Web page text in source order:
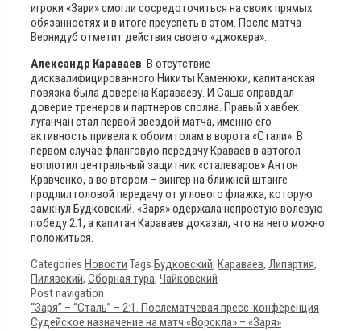
игроки «Зари» смогли сосредоточиться на своих прямых
обязанностях и в итоге преуспеть в этом. После матча
Вернидуб отметит действия своего «джокера».
Александр Караваев. В отсутствие
дисквалифицированного Никиты Каменюки, капитанская
повязка была доверена Караваеву. И Саша оправдал
доверие тренеров и партнеров сполна. Правый хавбек
луганчан стал первой звездой матча, именно его
активность привела к обоим голам в ворота «Стали». В
первом случае фланговую передачу Краваев в автогол
воплотил центральный защитник «сталеваров» Антон
Кравченко, а во втором – вингер на ближней штанге
продлил головой передачу от углового флажка, которую
замкнул Будковский. «Заря» одержала непростую волевую
победу 2:1, а капитан Караваев доказал, что на него можно
положиться.
Categories Новости Tags Будковский, Караваев, Липартия,
Пилявский, Сборная тура, Чайковский
Post navigation
“Заря” – “Сталь” – 2:1. Послематчевая пресс-конференция
Судейское назначение на матч «Ворскла» – «Заря»